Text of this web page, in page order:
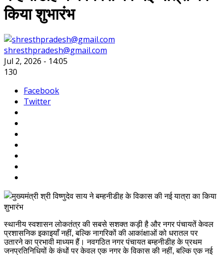
किया शुभारंभ
shresthpradesh@gmail.com
Jul 2, 2026 - 14:05
130
Facebook
Twitter
स्थानीय स्वशासन लोकतंत्र की सबसे सशक्त कड़ी है और नगर पंचायतें केवल
प्रशासनिक इकाइयाँ नहीं, बल्कि नागरिकों की आकांक्षाओं को धरातल पर
उतारने का प्रभावी माध्यम हैं। नवगठित नगर पंचायत बम्हनीडीह के प्रथम
जनप्रतिनिधियों के कंधों पर केवल एक नगर के विकास की नहीं, बल्कि एक नई